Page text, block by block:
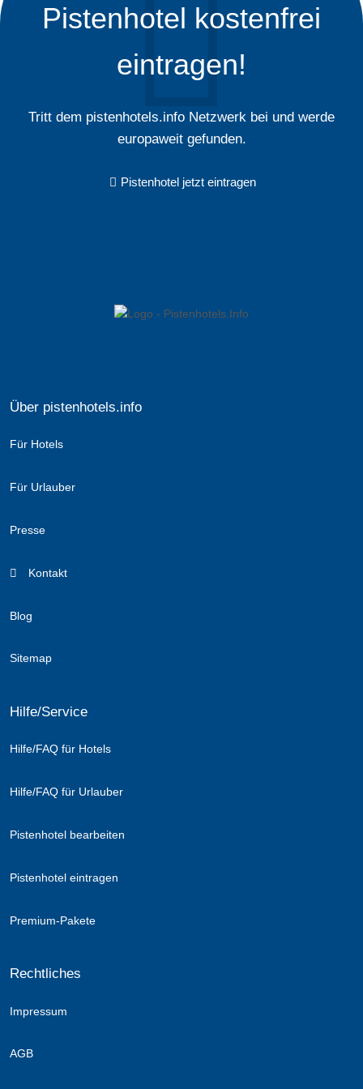
Nationalparkzentrum Hohe Tauern in Mittersill
Ebenso spektakulär ist das 3D-Erlebniskino, in dem man die
beobachten das Wachsen und Schmelzen von Gletschern.
für die ganze Familie.
schon beim Aufstieg: Mit einem Traktor geht es bequem den
beleuchtete Rodelbahn der Welt in Bramberg am Wildkogel.
Abendfahrten unter funkelndem Sternenhimmel für
Pistenhotel kostenfrei
eintragen!
Tritt dem pistenhotels.info Netzwerk bei und werde
europaweit gefunden.
Pistenhotel jetzt eintragen
Über pistenhotels.info
Für Hotels
Für Urlauber
Presse
Kontakt
Blog
Sitemap
Hilfe/Service
Hilfe/FAQ für Hotels
Hilfe/FAQ für Urlauber
Pistenhotel bearbeiten
Pistenhotel eintragen
Premium-Pakete
Rechtliches
Impressum
AGB